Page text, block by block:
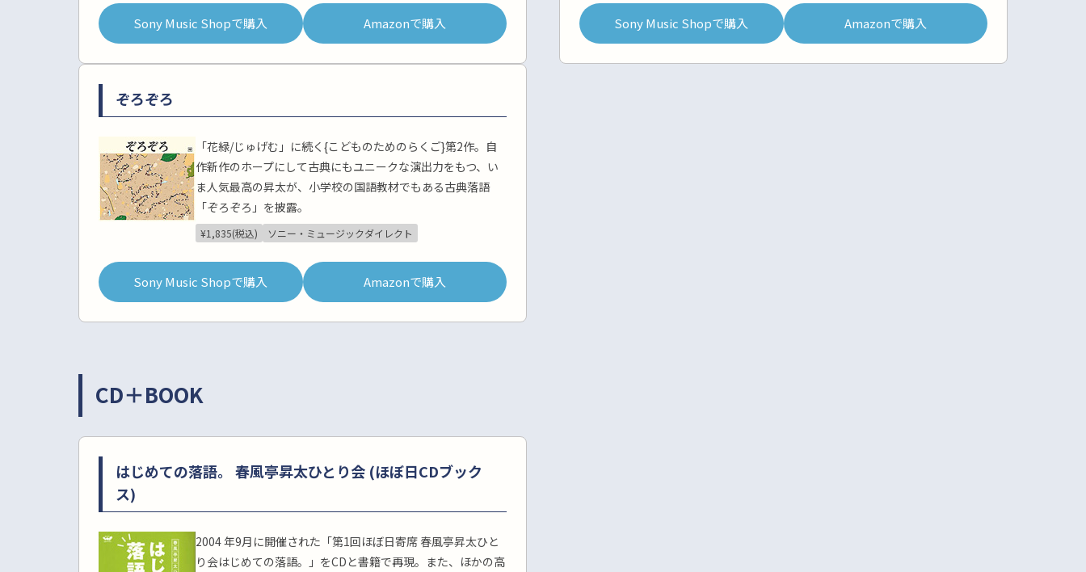
Sony Music Shopで購入 Amazonで購入 Sony Music Shopで購入 Amazonで購入
ぞろぞろ
「花緑/じゅげむ」に続く{こどものためのらくご}第2作。自
作新作のホープにして古典にもユニークな演出力をもつ、い
ま人気最高の昇太が、小学校の国語教材でもある古典落語
「ぞろぞろ」を披露。
¥1,835(税込) ソニー・ミュージックダイレクト
Sony Music Shopで購入 Amazonで購入
CD＋BOOK
はじめての落語。 春風亭昇太ひとり会 (ほぼ日CDブック
ス)
2004 年9月に開催された「第1回ほぼ日寄席 春風亭昇太ひと
り会はじめての落語。」をCDと書籍で再現。また、ほかの高